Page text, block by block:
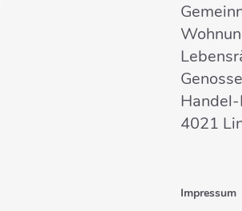
4021
Impressum